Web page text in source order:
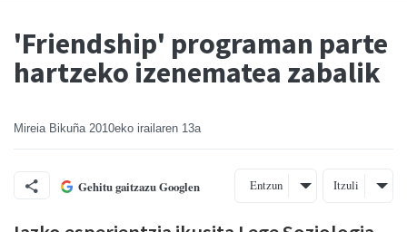
'Friendship' programan parte
hartzeko izenematea zabalik
Mireia Bikuña 2010eko irailaren 13a
Gehitu gaitzazu Googlen Entzun Itzuli